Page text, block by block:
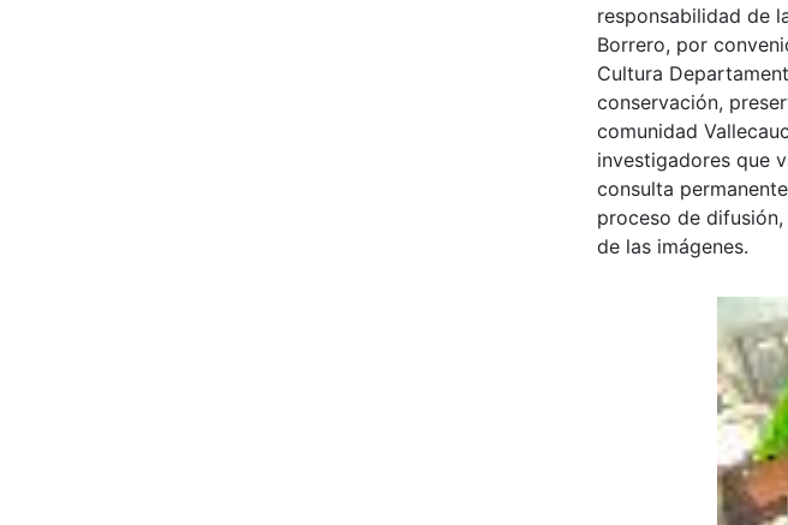
responsabilidad de
Borrero, por
Cultura
conservación,
comunidad
investigadores que
consulta
proceso de
de las imágenes.